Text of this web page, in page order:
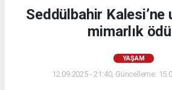
Seddülbahir Kalesi’ne
mimarlık
YAŞAM
12.09.2025 - 21:40, Güncelleme: